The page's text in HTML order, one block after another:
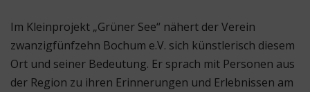
Im Kleinprojekt „Grüner See“ nähert der Verein
zwanzigfünfzehn Bochum e.V. sich künstlerisch diesem
Ort und seiner Bedeutung. Er sprach mit Personen aus
der Region zu ihren Erinnerungen und Erlebnissen am